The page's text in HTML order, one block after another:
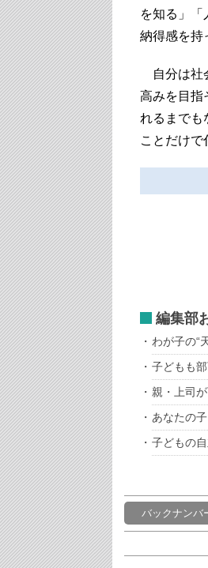
を知る」「
納得感を持
自分は社
高みを目指
れるまでも
ことだけで
編集部
わが子の“
子どもも
親・上司
あなたの
子どもの
バックナンバ